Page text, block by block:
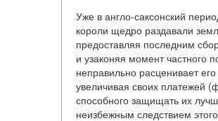
Уже в англо-саксонский
короли щедро раздавали
предоставляя последним
и узаконяя момент частного
неправильно расценивает
увеличивая своих платежей
способного защищать их
неизбежным следствием